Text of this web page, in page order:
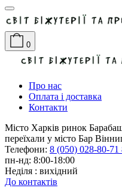
0
Про нас
Оплата і доставка
Контакти
Місто Харків ринок
переїхали у місто Бар
Телефони: 8 (050) 028-80-71
пн-нд: 8:00-18:00
Неділя : вихідний
До контактів